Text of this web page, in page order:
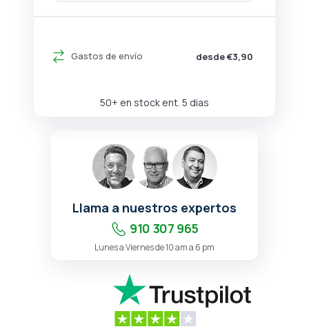
Gastos de envío desde €3,90
50+ en stock ent. 5 dias
Llama a nuestros expertos
910 307 965
Lunes a Viernes de 10 am a 6 pm